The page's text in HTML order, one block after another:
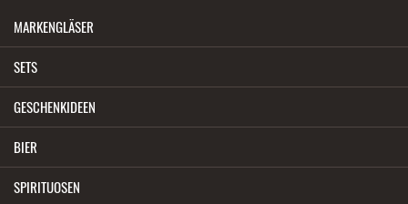
MARKENGLÄSER
SETS
GESCHENKIDEEN
BIER
SPIRITUOSEN